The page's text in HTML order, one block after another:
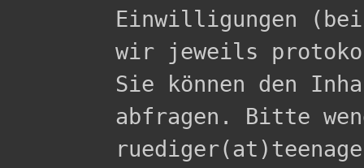
Einwilligungen
wir jeweils
Sie können den
abfragen. Bitte